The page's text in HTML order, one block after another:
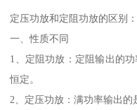
定压功放和定阻功放的区别：
一、性质不同
1、定阻功放：定阻输出的
恒定。
2、定压功放：满功率输出的